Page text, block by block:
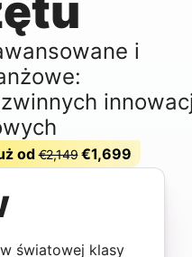
i
od€2,149€1,699
światowej klasy